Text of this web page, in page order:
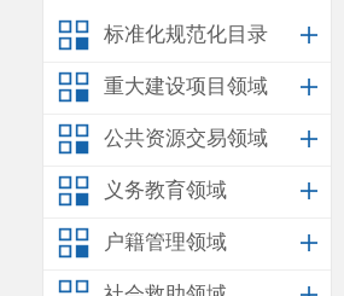
标准化规范化目录
重大建设项目领域
公共资源交易领域
义务教育领域
户籍管理领域